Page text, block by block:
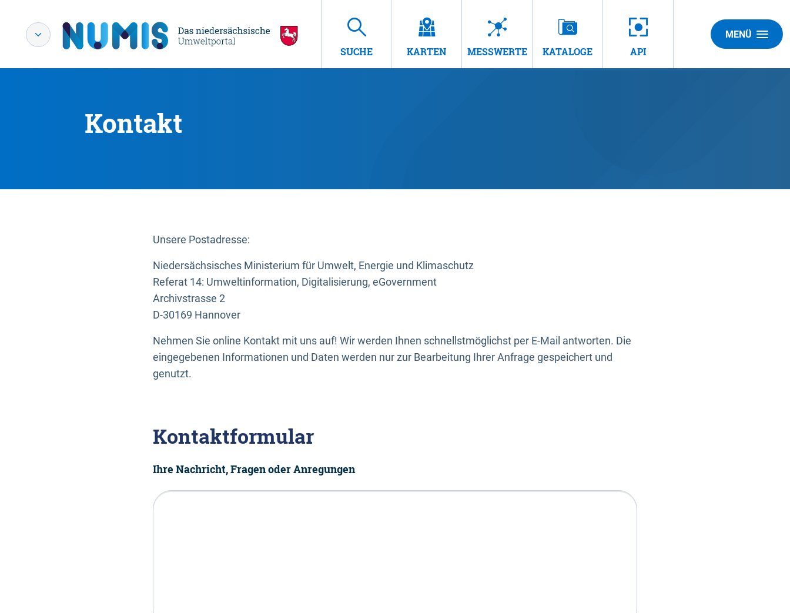
SUCHE KARTEN MESSWERTE KATALOGE API
MENÜ
Kontakt
Unsere Postadresse:
Niedersächsisches Ministerium für Umwelt, Energie und Klimaschutz
Referat 14: Umweltinformation, Digitalisierung, eGovernment
Archivstrasse 2
D-30169 Hannover
Nehmen Sie online Kontakt mit uns auf! Wir werden Ihnen schnellstmöglichst per E-Mail antworten. Die
eingegebenen Informationen und Daten werden nur zur Bearbeitung Ihrer Anfrage gespeichert und
genutzt.
Kontaktformular
Ihre Nachricht, Fragen oder Anregungen